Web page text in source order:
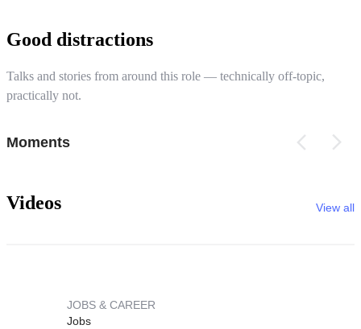
Good distractions
Talks and stories from around this role — technically off-topic,
practically not.
Moments
Videos View all
JOBS & CAREER
Jobs